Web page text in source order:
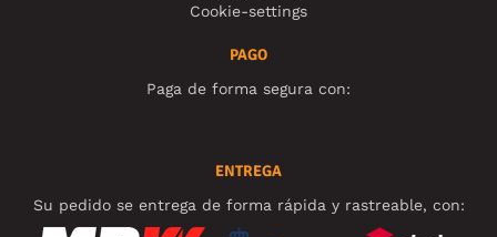
Cookie-settings
PAGO
Paga de forma segura con:
ENTREGA
Su pedido se entrega de forma rápida y rastreable, con: